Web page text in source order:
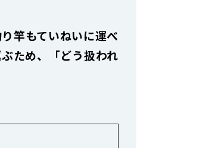
竿もていねいに運べ
ため、「どう扱われ